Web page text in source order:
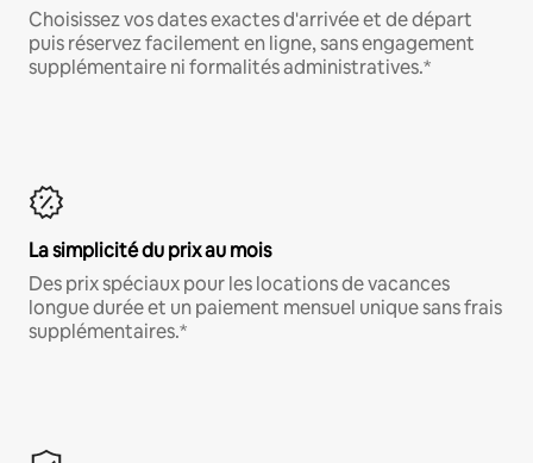
Choisissez vos dates exactes d'arrivée et de départ
puis réservez facilement en ligne, sans engagement
supplémentaire ni formalités administratives.*
La simplicité du prix au mois
Des prix spéciaux pour les locations de vacances
longue durée et un paiement mensuel unique sans frais
supplémentaires.*